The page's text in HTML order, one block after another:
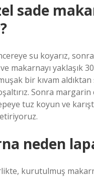
sade
su koyarız,
makarnayı yaklaşık
bir kıvam
Sonra
tuz koyun ve
neden
kurutulmuş